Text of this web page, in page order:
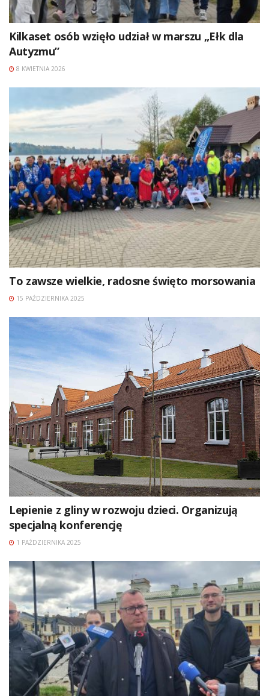
Kilkaset osób wzięło udział w marszu „Ełk dla
Autyzmu”
8 KWIETNIA 2026
To zawsze wielkie, radosne święto morsowania
15 PAŹDZIERNIKA 2025
Lepienie z gliny w rozwoju dzieci. Organizują
specjalną konferencję
1 PAŹDZIERNIKA 2025